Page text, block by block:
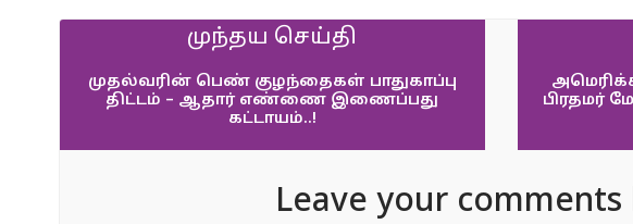
முந்தய செய்தி
முதல்வரின் பெண் குழந்தைகள் பாதுகாப்பு
திட்டம் – ஆதார் எண்ணை இணைப்பது
கட்டாயம்..!
பிரதமர்
Leave your comments